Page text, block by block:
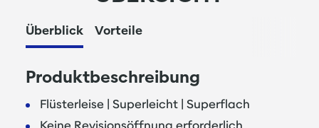
Überblick Vorteile
Produktbeschreibung
Flüsterleise | Superleicht | Superflach